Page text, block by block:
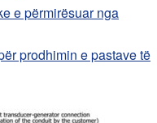
e përmirësuar nga
prodhimin e pastave të